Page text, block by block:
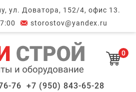
ул. Доватора, 152/4, офис 13.
storostov@yandex.ru
0
76 +7 (950) 843-65-28